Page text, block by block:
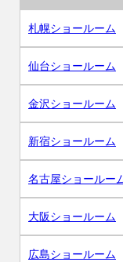
札幌ショールーム
仙台ショールーム
金沢ショールーム
新宿ショールーム
名古屋ショールー
大阪ショールーム
広島ショールーム